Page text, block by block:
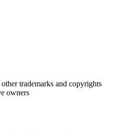
trademarks and copyrights
owners